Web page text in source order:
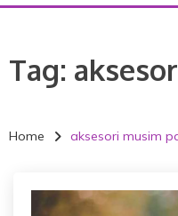
Tag:
Home aksesori musim